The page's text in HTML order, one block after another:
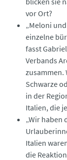
vor Ort?
„Meloni
einzelne
fasst
Verbands
zusammen.
Schwarze
in der
Italien, die
„Wir haben
Italien
die